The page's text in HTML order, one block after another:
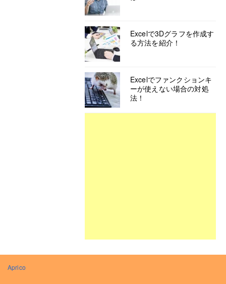
Excelで3Dグラフを作成す
る方法を紹介！
Excelでファンクションキ
ーが使えない場合の対処
法！
Aprico